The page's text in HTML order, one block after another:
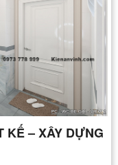
KẾ – XÂY DỰNG